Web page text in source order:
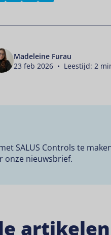
Madeleine Furau
23 feb 2026 • Leestijd: 2
SALUS Controls te
onze nieuwsbrief.